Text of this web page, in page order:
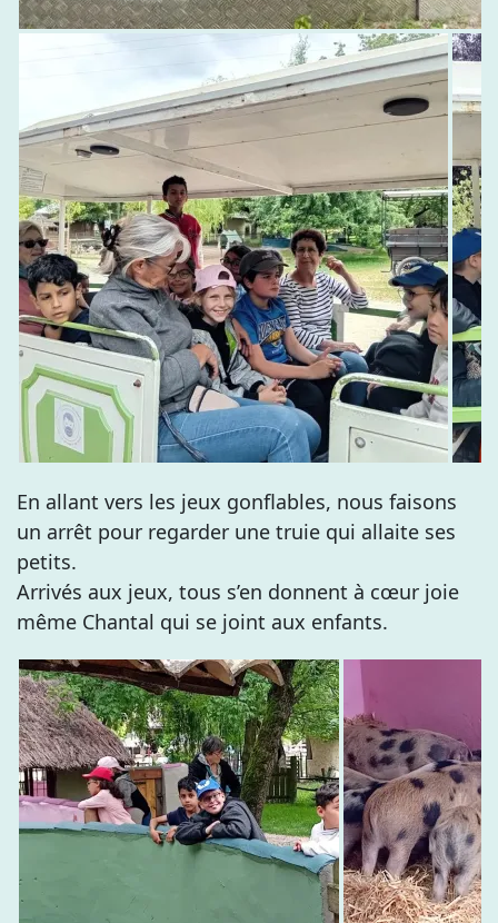
En allant vers les jeux gonflables, nous faisons
un arrêt pour regarder une truie qui allaite ses
petits.
Arrivés aux jeux, tous s’en donnent à cœur joie
même Chantal qui se joint aux enfants.